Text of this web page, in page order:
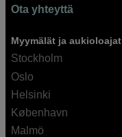
Ota yhteyttä
Myymälät ja aukioloajat
Stockholm
Oslo
Helsinki
København
Malmö